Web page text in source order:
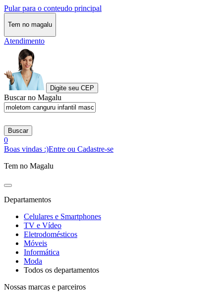
Pular para o conteudo principal
Tem no magalu
Atendimento
Digite seu CEP
Buscar no Magalu
Buscar
0
Boas vindas :)Entre ou Cadastre-se
Tem no Magalu
Departamentos
Celulares e Smartphones
TV e Vídeo
Eletrodomésticos
Móveis
Informática
Moda
Todos os departamentos
Nossas marcas e parceiros